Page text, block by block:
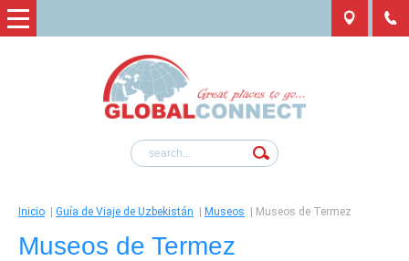
Inicio Guía de Viaje de Uzbekistán Museos Museos de Termez
Museos de Termez